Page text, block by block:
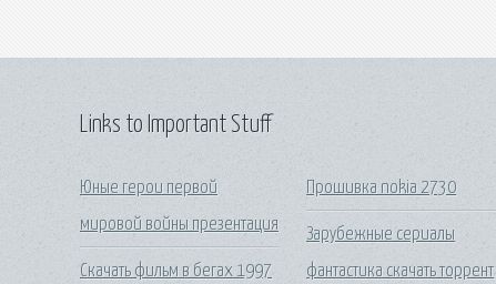
Links to Important Stuff
Юные герои первой
мировой войны презентация
Скачать фильм в бегах 1997
Прошивка nokia 2730
Зарубежные сериалы
фантастика скачать торрент